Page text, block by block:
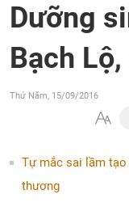
Dưỡng
Bạch
Thứ Năm, 15/09/2016
Tự mắc sai lầm
thương